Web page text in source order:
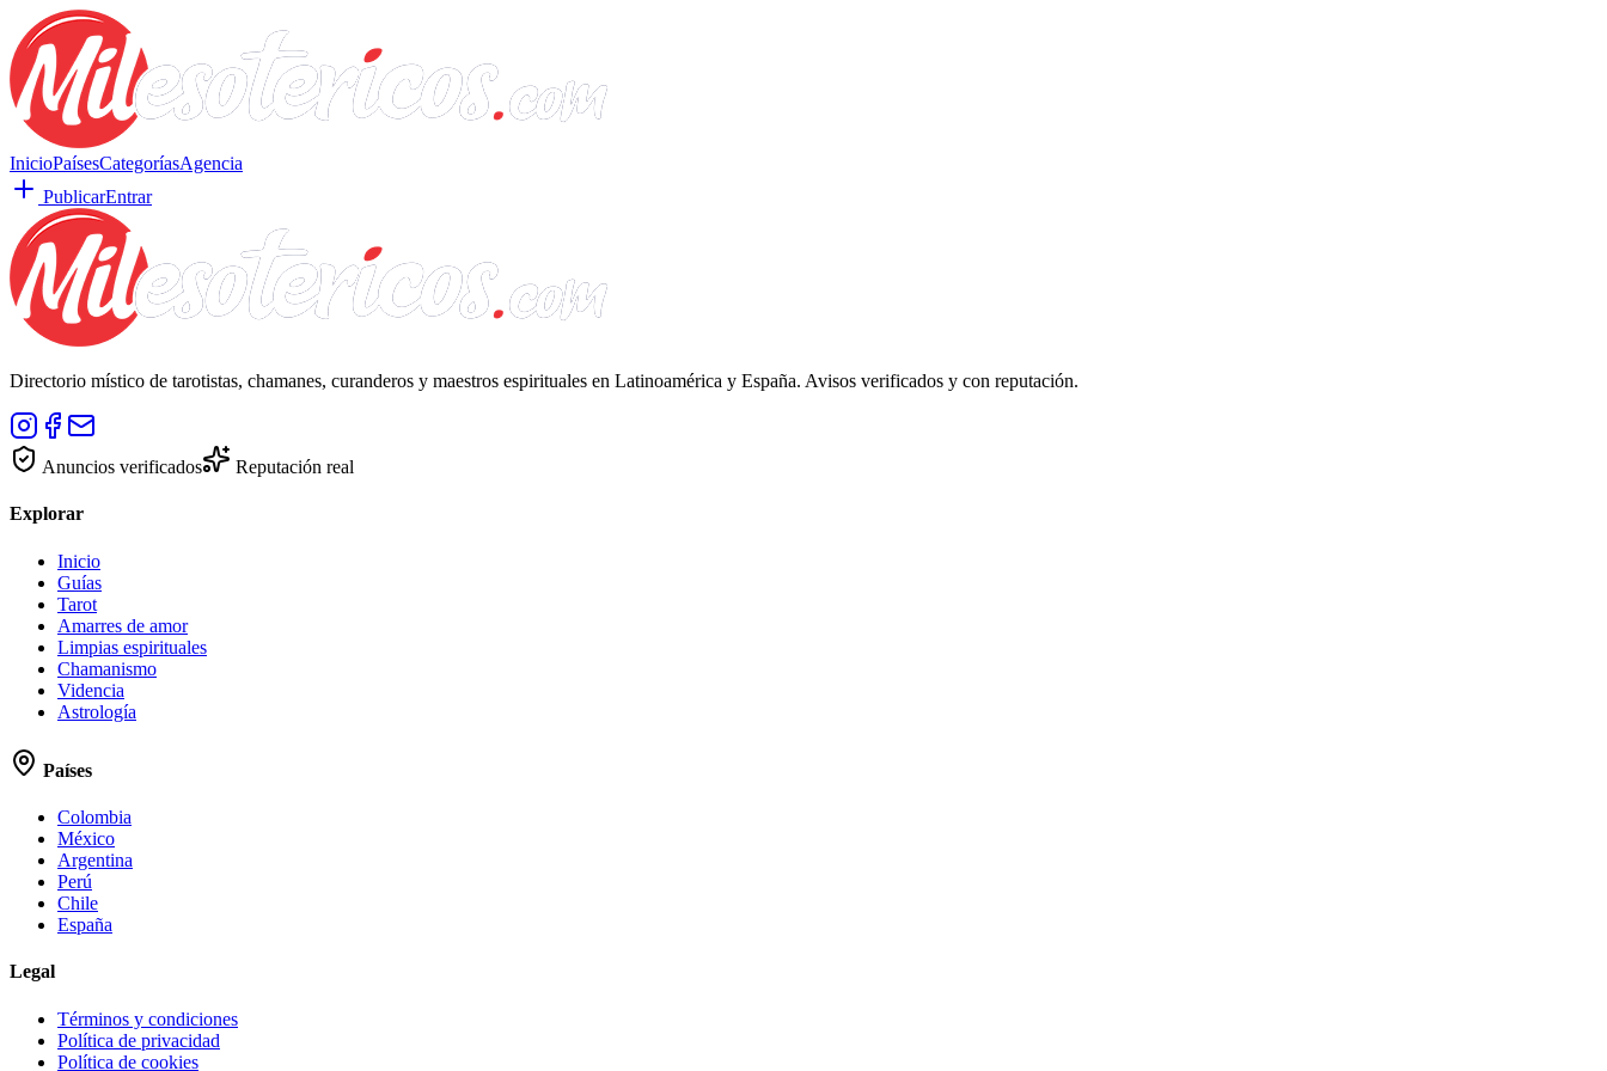
InicioPaísesCategoríasAgencia
PublicarEntrar
Directorio místico de tarotistas, chamanes, curanderos y maestros espirituales en Latinoamérica y España. Avisos verificados y con reputación.
Anuncios verificados Reputación real
Explorar
Inicio
Guías
Tarot
Amarres de amor
Limpias espirituales
Chamanismo
Videncia
Astrología
Países
Colombia
México
Argentina
Perú
Chile
España
Legal
Términos y condiciones
Política de privacidad
Política de cookies